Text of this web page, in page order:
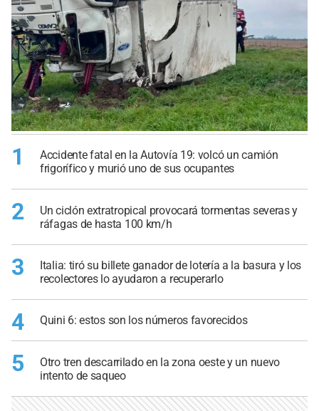
1
Accidente fatal en la Autovía 19: volcó un camión
frigorífico y murió uno de sus ocupantes
2
Un ciclón extratropical provocará tormentas severas y
ráfagas de hasta 100 km/h
3
Italia: tiró su billete ganador de lotería a la basura y los
recolectores lo ayudaron a recuperarlo
4 Quini 6: estos son los números favorecidos
5
Otro tren descarrilado en la zona oeste y un nuevo
intento de saqueo